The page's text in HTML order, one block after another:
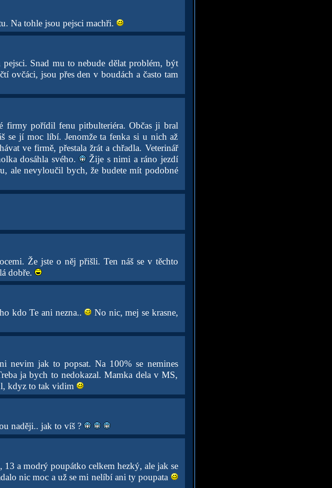
Na tohle jsou pejsci machři.
Snad mu to nebude dělat problém, být
ovčáci, jsou přes den v boudách a často tam
firmy pořídil fenu pitbulteriéra. Občas ji bral
se jí moc líbí. Jenomže ta fenka si u nich až
ve firmě, přestala žrát a chřadla. Veterinář
dosáhla svého.
Žije s nimi a ráno jezdí
ale nevyloučil bych, že budete mít podobné
Že jste o něj přišli. Ten náš se v těchto
dobře.
kdo Te ani nezna..
No nic, mej se krasne,
nevim jak to popsat. Na 100% se nemines
ja bych to nedokazal. Mamka dela v MS,
kdyz to tak vidim
naději.. jak to víš ?
a modrý poupátko celkem hezký, ale jak se
nic moc a už se mi nelíbí ani ty poupata